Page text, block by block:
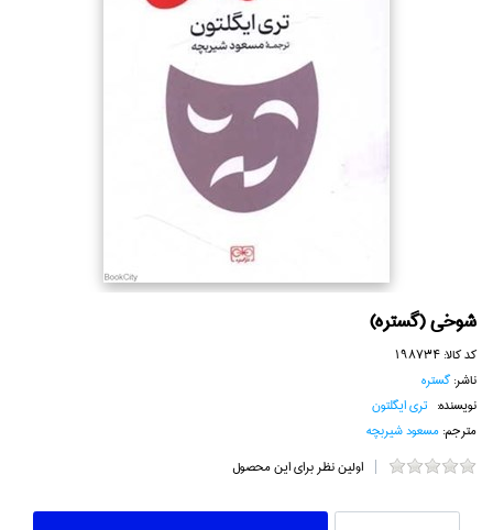
شوخي (گستره)
کد کالا:198734
ناشر:گستره
نویسنده: تري ايگلتون
مترجم:مسعود شيربچه
اولین نظر برای این محصول